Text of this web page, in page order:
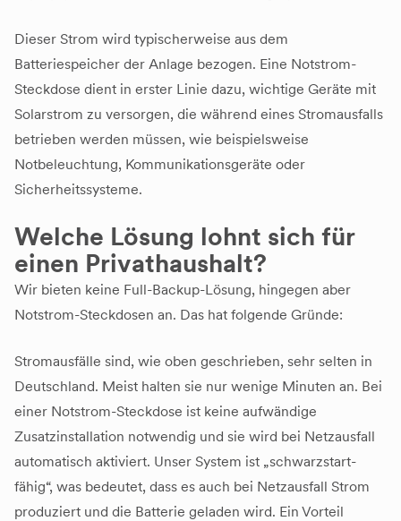
Dieser Strom wird typischerweise aus dem
Batteriespeicher der Anlage bezogen. Eine Notstrom-
Steckdose dient in erster Linie dazu, wichtige Geräte mit
Solarstrom zu versorgen, die während eines Stromausfalls
betrieben werden müssen, wie beispielsweise
Notbeleuchtung, Kommunikationsgeräte oder
Sicherheitssysteme.
Welche Lösung lohnt sich für
einen Privathaushalt?
Wir bieten keine Full-Backup-Lösung, hingegen aber
Notstrom-Steckdosen an. Das hat folgende Gründe:
Stromausfälle sind, wie oben geschrieben, sehr selten in
Deutschland. Meist halten sie nur wenige Minuten an. Bei
einer Notstrom-Steckdose ist keine aufwändige
Zusatzinstallation notwendig und sie wird bei Netzausfall
automatisch aktiviert. Unser System ist „schwarzstart-
fähig“, was bedeutet, dass es auch bei Netzausfall Strom
produziert und die Batterie geladen wird. Ein Vorteil